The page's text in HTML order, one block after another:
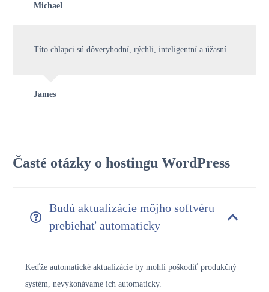
Michael
Títo chlapci sú dôveryhodní, rýchli, inteligentní a úžasní.
James
Časté otázky o hostingu WordPress
Budú aktualizácie môjho softvéru
prebiehať automaticky
Keďže automatické aktualizácie by mohli poškodiť produkčný
systém, nevykonávame ich automaticky.